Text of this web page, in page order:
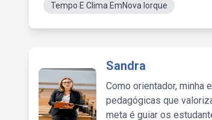
Tempo E Clima EmNova Iorque
Sandra
Como orientador, minha
pedagógicas que
meta é guiar os